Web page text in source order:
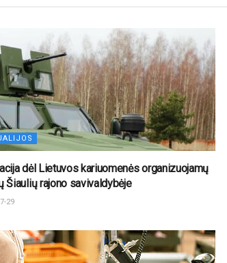
dėl Lietuvos kariuomenės organizuojamų
Šiaulių rajono savivaldybėje
29